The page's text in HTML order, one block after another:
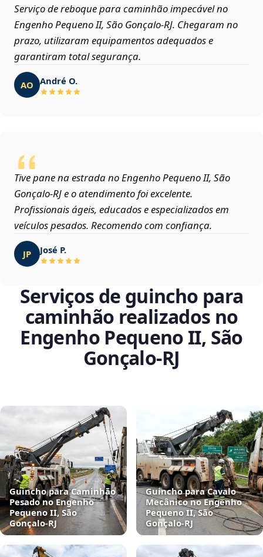
Serviço de reboque para caminhão impecável no
Engenho Pequeno II, São Gonçalo‑RJ. Chegaram no
prazo, utilizaram equipamentos adequados e
garantiram total segurança.
AO André O.
Tive pane na estrada no Engenho Pequeno II, São
Gonçalo‑RJ e o atendimento foi excelente.
Profissionais ágeis, educados e especializados em
veículos pesados. Recomendo com confiança.
JP José P.
Serviços de guincho para
caminhão realizados no
Engenho Pequeno II, São
Gonçalo‑RJ
Guincho para Caminhão
Pesado no Engenho
Pequeno II, São
Gonçalo‑RJ
Guincho para Cavalo
Mecânico no Engenho
Pequeno II, São
Gonçalo‑RJ